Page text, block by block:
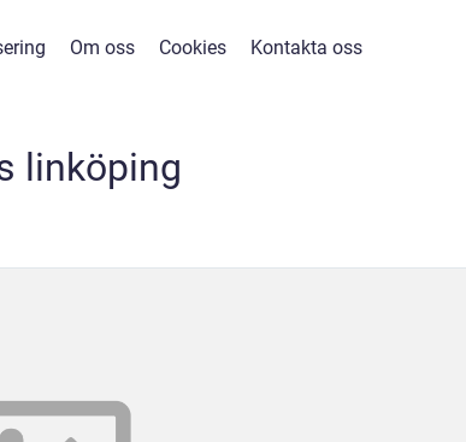
Om oss Cookies Kontakta oss
linköping